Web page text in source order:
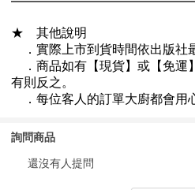
詢問商品
還沒有人提問